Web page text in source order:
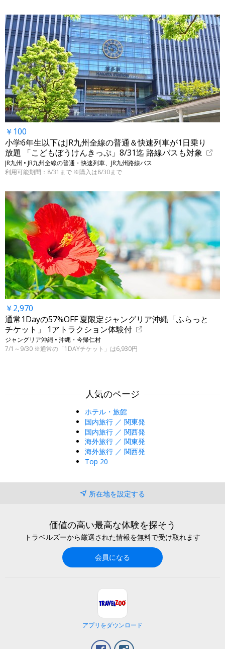
￥100
小学6年生以下はJR九州全線の普通＆快速列車が1日乗り
放題 「こどもぼうけんきっぷ」8/31迄 路線バスも対象
JR九州 • JR九州全線の普通・快速列車、JR九州路線バス
利用可能期間：8/31まで ※購入は8/30まで
￥2,970
通常1Dayの57%OFF 夏限定ジャングリア沖縄「ふらっと
チケット」 1アトラクション体験付
ジャングリア沖縄 • 沖縄・今帰仁村
7/1～9/30 ※通常の「1DAYチケット」は6,930円
人気のページ
ホテル・旅館
国内旅行 ／ 関東発
国内旅行 ／ 関西発
海外旅行 ／ 関東発
海外旅行 ／ 関西発
Top 20
所在地を設定する
価値の高い最高な体験を探そう
トラベルズーから厳選された情報を無料で受け取れます
会員になる
アプリをダウンロード
Facebook